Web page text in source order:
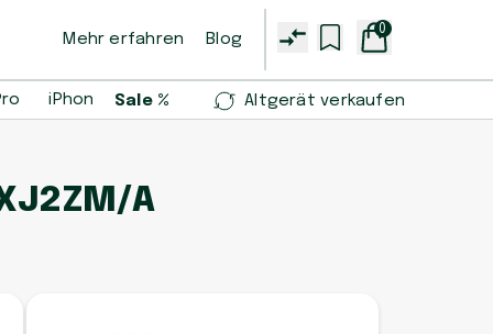
Mehr erfahren Blog
0
iPhone 14 Pro iPhone 13 mini Samsung Galaxy
Sale % Altgerät verkaufen
A